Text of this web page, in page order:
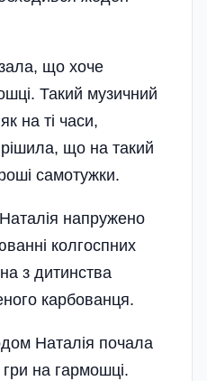
що хоче
Такий музичний
на ті часи,
що на такий
самотужки.
Наталія напружено
колгоспних
з дитинства
карбованця.
Наталія почала
на гармошці.